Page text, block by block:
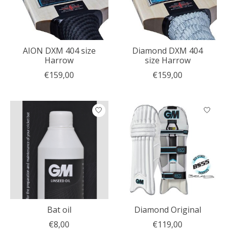
AION DXM 404 size
Harrow
€159,00
Diamond DXM 404
size Harrow
€159,00
Bat oil
€8,00
Diamond Original
€119,00